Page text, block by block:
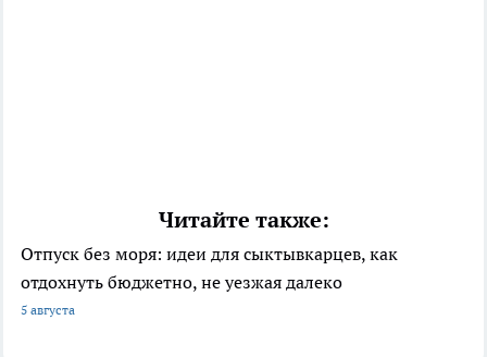
Читайте также:
Отпуск без моря: идеи для сыктывкарцев, как
отдохнуть бюджетно, не уезжая далеко
5 августа